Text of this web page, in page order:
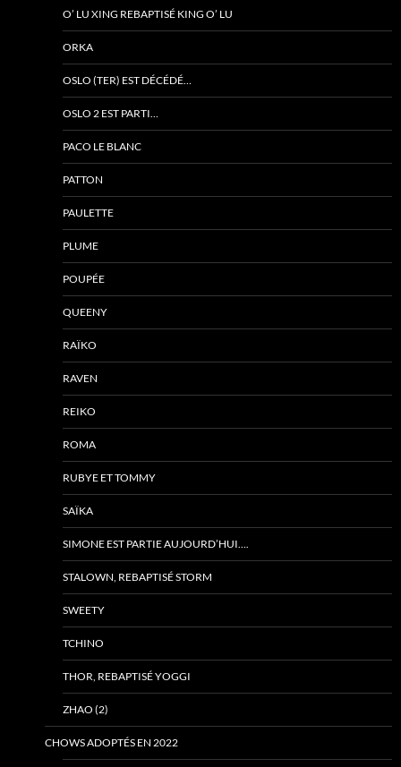
O’ LU XING REBAPTISÉ KING O’ LU
ORKA
OSLO (TER) EST DÉCÉDÉ…
OSLO 2 EST PARTI…
PACO LE BLANC
PATTON
PAULETTE
PLUME
POUPÉE
QUEENY
RAÏKO
RAVEN
REIKO
ROMA
RUBYE ET TOMMY
SAÏKA
SIMONE EST PARTIE AUJOURD’HUI….
STALOWN, REBAPTISÉ STORM
SWEETY
TCHINO
THOR, REBAPTISÉ YOGGI
ZHAO (2)
CHOWS ADOPTÉS EN 2022